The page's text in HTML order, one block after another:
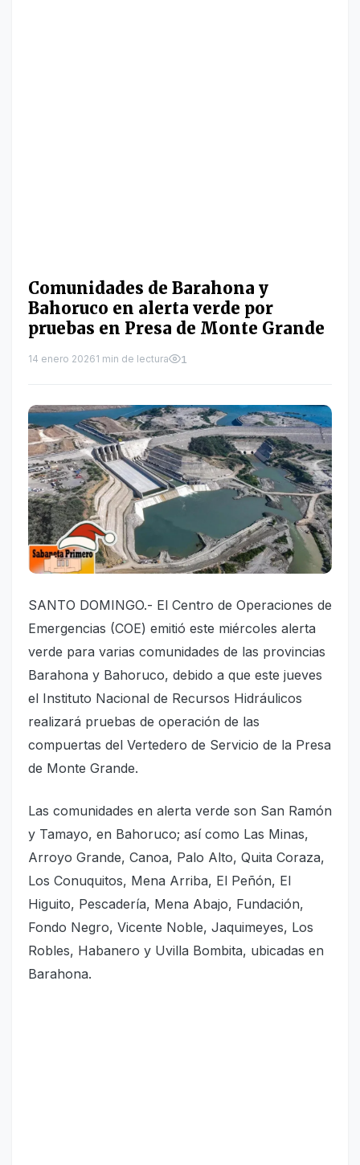
Comunidades de Barahona y
Bahoruco en alerta verde por
pruebas en Presa de Monte Grande
14 enero 20261 min de lectura 1
SANTO DOMINGO.- El Centro de Operaciones de
Emergencias (COE) emitió este miércoles alerta
verde para varias comunidades de las provincias
Barahona y Bahoruco, debido a que este jueves
el Instituto Nacional de Recursos Hidráulicos
realizará pruebas de operación de las
compuertas del Vertedero de Servicio de la Presa
de Monte Grande.
Las comunidades en alerta verde son San Ramón
y Tamayo, en Bahoruco; así como Las Minas,
Arroyo Grande, Canoa, Palo Alto, Quita Coraza,
Los Conuquitos, Mena Arriba, El Peñón, El
Higuito, Pescadería, Mena Abajo, Fundación,
Fondo Negro, Vicente Noble, Jaquimeyes, Los
Robles, Habanero y Uvilla Bombita, ubicadas en
Barahona.